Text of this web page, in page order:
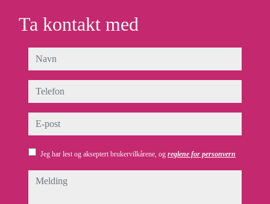
Ta kontakt med
navn
telefon
e-post
Jeg har lest og akseptert brukervilkårene, og reglene for personvern
melding